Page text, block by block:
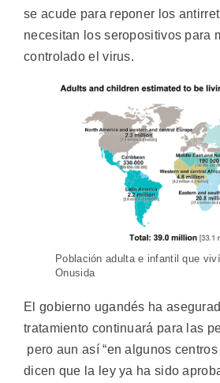
se acude para reponer los
necesitan los seropositivos para
controlado el virus.
Población adulta e infantil que
Onusida
El gobierno ugandés ha
tratamiento continuará para las
pero aun así “en algunos
dicen que la ley ya ha sido